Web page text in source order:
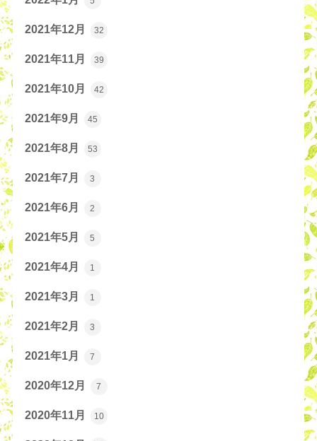
2021年12月 32
2021年11月 39
2021年10月 42
2021年9月 45
2021年8月 53
2021年7月 3
2021年6月 2
2021年5月 5
2021年4月 1
2021年3月 1
2021年2月 3
2021年1月 7
2020年12月 7
2020年11月 10